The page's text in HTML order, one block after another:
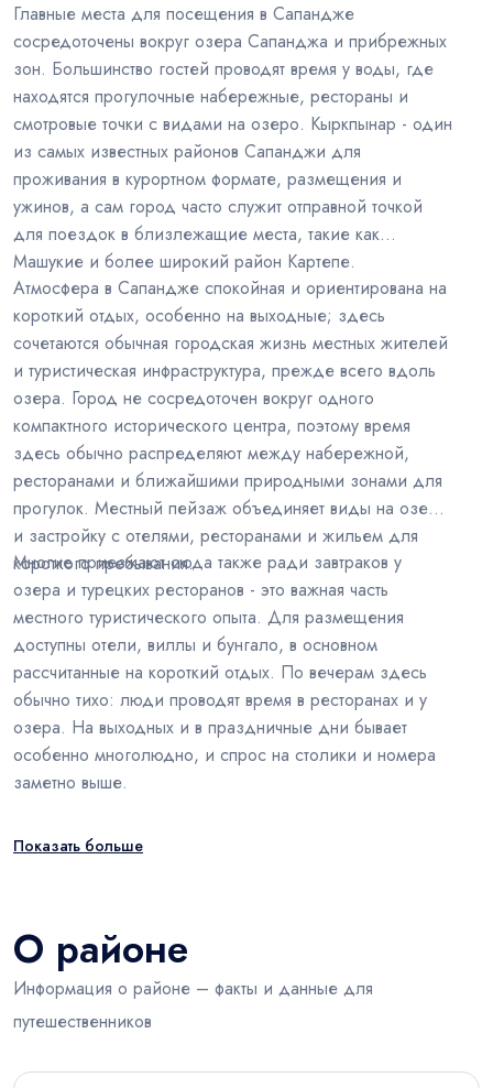
Главные места для посещения в Сапандже
сосредоточены вокруг озера Сапанджа и прибрежных
зон. Большинство гостей проводят время у воды, где
находятся прогулочные набережные, рестораны и
смотровые точки с видами на озеро. Кыркпынар - один
из самых известных районов Сапанджи для
проживания в курортном формате, размещения и
ужинов, а сам город часто служит отправной точкой
для поездок в близлежащие места, такие как
Машукие и более широкий район Картепе.
Атмосфера в Сапандже спокойная и ориентирована на
короткий отдых, особенно на выходные; здесь
сочетаются обычная городская жизнь местных жителей
и туристическая инфраструктура, прежде всего вдоль
озера. Город не сосредоточен вокруг одного
компактного исторического центра, поэтому время
здесь обычно распределяют между набережной,
ресторанами и ближайшими природными зонами для
прогулок. Местный пейзаж объединяет виды на озеро
и застройку с отелями, ресторанами и жильем для
короткого пребывания.
Многие приезжают сюда также ради завтраков у
озера и турецких ресторанов - это важная часть
местного туристического опыта. Для размещения
доступны отели, виллы и бунгало, в основном
рассчитанные на короткий отдых. По вечерам здесь
обычно тихо: люди проводят время в ресторанах и у
озера. На выходных и в праздничные дни бывает
особенно многолюдно, и спрос на столики и номера
заметно выше.
Показать больше
О районе
Информация о районе – факты и данные для
путешественников